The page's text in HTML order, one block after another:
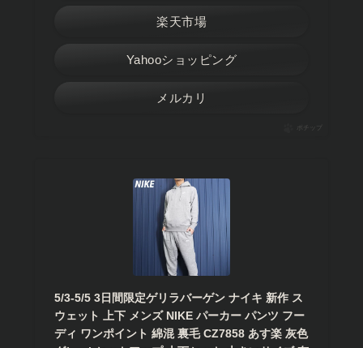
楽天市場
Yahooショッピング
メルカリ
ポチップ
5/3-5/5 3日間限定ゲリラバーゲン ナイキ 新作 ス
ウェット 上下 メンズ NIKE パーカー パンツ フー
ディ ワンポイント 綿混 裏毛 CZ7858 あす楽 灰色